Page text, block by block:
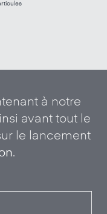
à notre
avant tout le
le lancement
.